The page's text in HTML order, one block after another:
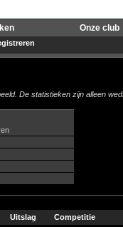
Onze club
De statistieken zijn alleen
Uitslag
Competitie